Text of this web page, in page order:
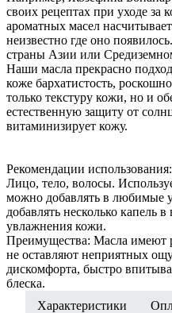
своих рецептах при уходе за
ароматных масел
неизвестно где оно
страны Азии или
Наши масла прекрасно
коже бархатистость,
только текстуру кожи, но и
естественную защиту от
витаминизирует кожу.
Рекомендации использования:
Лицо, тело, волосы.
можно добавлять в любимые
добавлять несколько капель
увлажнения кожи.
Преимущества: Масла имеют
не оставляют неприятных
дискомфорта, быстро
блеска.
Характеристики